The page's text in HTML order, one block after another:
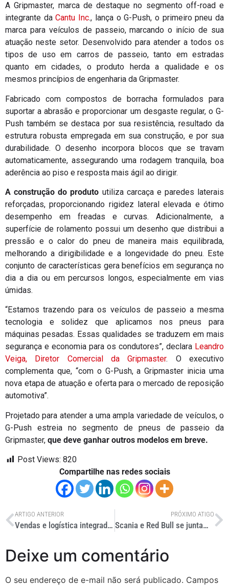
A Gripmaster, marca de destaque no segmento off-road e
integrante daCantu Inc., lança o G-Push, o primeiro pneu da
marca para veículos de passeio, marcando o início de sua
atuação neste setor. Desenvolvido para atender a todos os
tipos de uso em carros de passeio, tanto em estradas
quanto em cidades, o produto herda a qualidade e os
mesmos princípios de engenharia da Gripmaster.
Fabricado com compostos de borracha formulados para
suportar a abrasão e proporcionar um desgaste regular, o G-
Push também se destaca por sua resistência, resultado da
estrutura robusta empregada em sua construção, e por sua
durabilidade. O desenho incorpora blocos que se travam
automaticamente, assegurando uma rodagem tranquila, boa
aderência ao piso e resposta mais ágil ao dirigir.
A construção do produto utiliza carcaça e paredes laterais
reforçadas, proporcionando rigidez lateral elevada e ótimo
desempenho em freadas e curvas. Adicionalmente, a
superfície de rolamento possui um desenho que distribui a
pressão e o calor do pneu de maneira mais equilibrada,
melhorando a dirigibilidade e a longevidade do pneu. Este
conjunto de características gera benefícios em segurança no
dia a dia ou em percursos longos, especialmente em vias
úmidas.
“Estamos trazendo para os veículos de passeio a mesma
tecnologia e solidez que aplicamos nos pneus para
máquinas pesadas. Essas qualidades se traduzem em mais
segurança e economia para os condutores”, declara Leandro
Veiga, Diretor Comercial da Gripmaster. O executivo
complementa que, “com o G-Push, a Gripmaster inicia uma
nova etapa de atuação e oferta para o mercado de reposição
automotiva”.
Projetado para atender a uma ampla variedade de veículos, o
G-Push estreia no segmento de pneus de passeio da
Gripmaster, que deve ganhar outros modelos em breve.
Post Views: 820
Compartilhe nas redes sociais
ARTIGO ANTERIOR
Vendas e logística integradas: como a união de dados está revolucionando o planejamento comercial nas empresas
PRÓXIMO ATIGO
Scania e Red Bull se juntam por salto radical
Deixe um comentário
O seu endereço de e-mail não será publicado. Campos